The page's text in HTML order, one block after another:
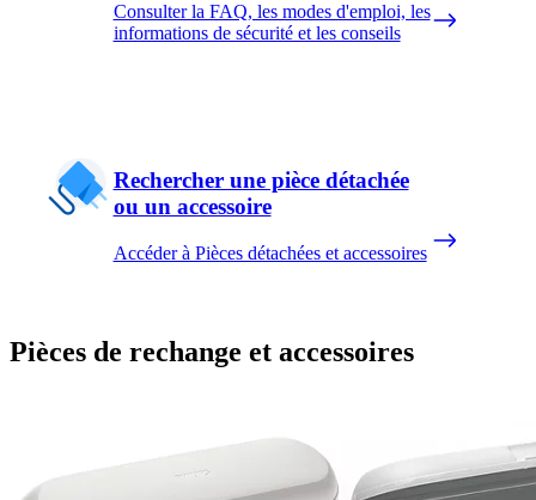
Consulter la FAQ, les modes d'emploi, les
informations de sécurité et les conseils
Rechercher une pièce détachée
ou un accessoire
Accéder à Pièces détachées et accessoires
Pièces de rechange et accessoires